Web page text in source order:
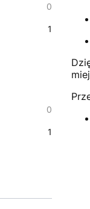
0
1
0
1